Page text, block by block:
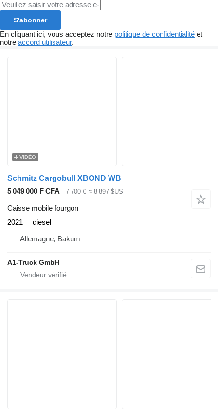
S'abonner
En cliquant ici, vous acceptez notre politique de confidentialité et
notre accord utilisateur.
VIDÉO
Schmitz Cargobull XBOND WB
5 049 000 F CFA
7 700 € ≈ 8 897 $US
Caisse mobile fourgon
2021
diesel
Allemagne, Bakum
A1-Truck GmbH